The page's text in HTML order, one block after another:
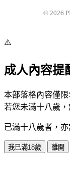
© 2026
⚠️
成人內容提
本部落格內容僅
若您未滿十八歲，
已滿十八歲者，
我已滿18歲 離開